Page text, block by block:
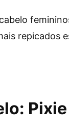
repicados